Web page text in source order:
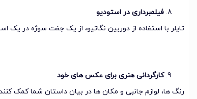
فیلمبرداری در استودیو
تایلر با استفاده از دوربین نگاتیو، از یک جفت سوژه در
کارگردانی هنری برای عکس های خود
رنگ ها، لوازم جانبی و مکان ها در بیان داستان شما کمک